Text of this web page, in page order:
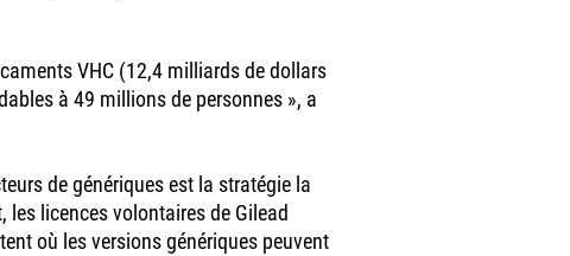
VHC (12,4 milliards de dollars
à 49 millions de personnes », a
de génériques est la stratégie la
licences volontaires de Gilead
où les versions génériques peuvent